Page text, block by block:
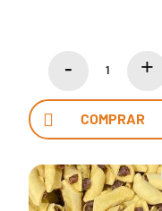
COMPRAR